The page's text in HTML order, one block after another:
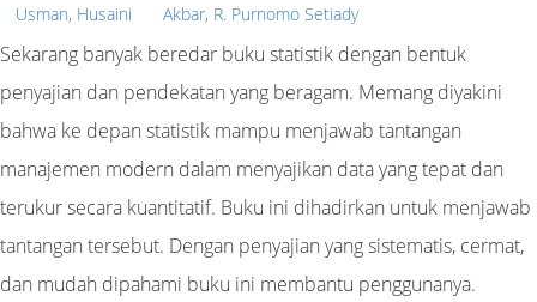
Usman, Husaini Akbar, R. Purnomo Setiady
Sekarang banyak beredar buku statistik dengan bentuk
penyajian dan pendekatan yang beragam. Memang diyakini
bahwa ke depan statistik mampu menjawab tantangan
manajemen modern dalam menyajikan data yang tepat dan
terukur secara kuantitatif. Buku ini dihadirkan untuk menjawab
tantangan tersebut. Dengan penyajian yang sistematis, cermat,
dan mudah dipahami buku ini membantu penggunanya.